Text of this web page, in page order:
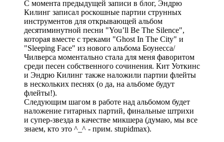
С момента предыдущей записи в блог, Эндрю
Килинг записал роскошные партии струнных
инструментов для открывающей альбом
десятиминутной песни "You’ll Be The Silence",
которая вместе с треками "Ghost In The City" и
"Sleeping Face" из нового альбома Боунесса/
Чилверса моментально стала для меня фаворитом
среди песен собственного сочинения. Кит Уоткинс
и Эндрю Килинг также наложили партии флейты
в нескольких песнях (о да, на альбоме будут
флейты!).
Следующим шагом в работе над альбомом будет
наложение гитарных партий, финальные штрихи
и супер-звезда в качестве микшера (думаю, мы все
знаем, кто это ^_^ - прим. stupidmax).